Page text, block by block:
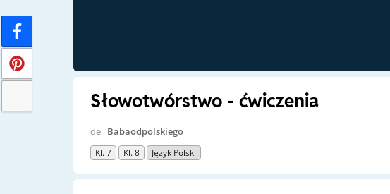
Słowotwórstwo - ćwiczenia
de Babaodpolskiego
Kl. 7 Kl. 8 Język Polski